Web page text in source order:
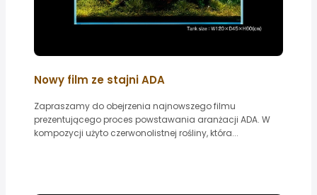
Nowy film ze stajni ADA
Zapraszamy do obejrzenia najnowszego filmu
prezentującego proces powstawania aranżacji ADA. W
kompozycji użyto czerwonolistnej rośliny, która...